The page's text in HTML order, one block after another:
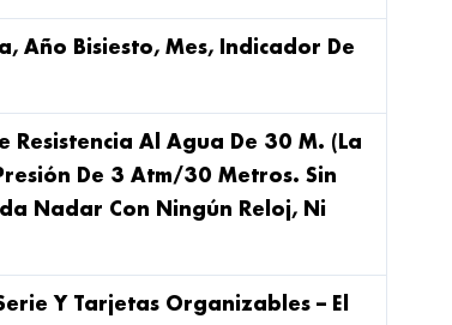
Año Bisiesto, Mes, Indicador De
Resistencia Al Agua De 30 M. (La
De 3 Atm/30 Metros. Sin
Nadar Con Ningún Reloj, Ni
Y Tarjetas Organizables – El